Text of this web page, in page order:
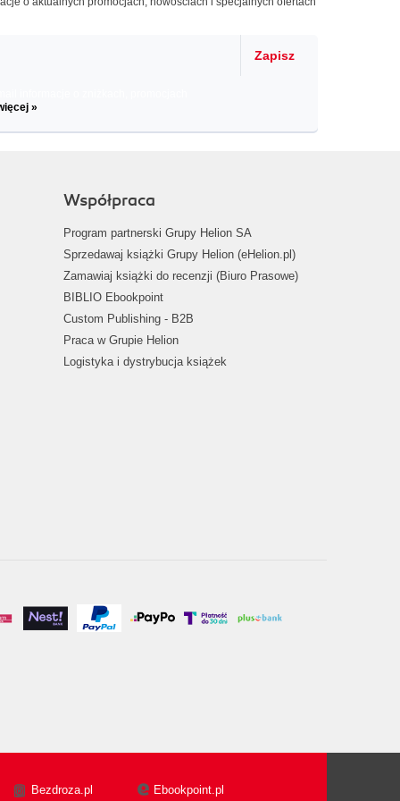
Zapisz
»
Współpraca
Program partnerski Grupy Helion SA
Sprzedawaj książki Grupy Helion (eHelion.pl)
Zamawiaj książki do recenzji (Biuro Prasowe)
BIBLIO Ebookpoint
Custom Publishing - B2B
Praca w Grupie Helion
Logistyka i dystrybucja książek
Bezdroza.pl Ebookpoint.pl